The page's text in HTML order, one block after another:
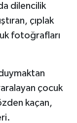
dilencilik
çıplak
fotoğrafları
çocuk
kaçan,